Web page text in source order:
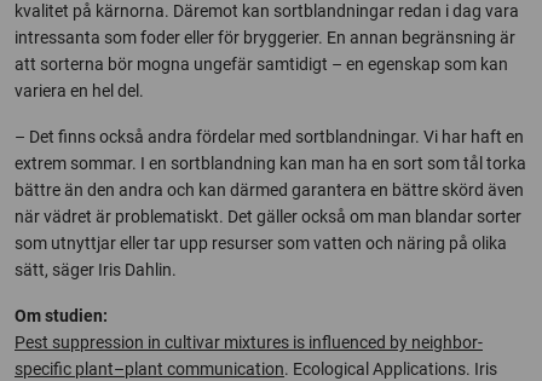
kvalitet på kärnorna. Däremot kan sortblandningar redan i dag vara
intressanta som foder eller för bryggerier. En annan begränsning är
att sorterna bör mogna ungefär samtidigt – en egenskap som kan
variera en hel del.
– Det finns också andra fördelar med sortblandningar. Vi har haft en
extrem sommar. I en sortblandning kan man ha en sort som tål torka
bättre än den andra och kan därmed garantera en bättre skörd även
när vädret är problematiskt. Det gäller också om man blandar sorter
som utnyttjar eller tar upp resurser som vatten och näring på olika
sätt, säger Iris Dahlin.
Om studien:
Pest suppression in cultivar mixtures is influenced by neighbor-
specific plant–plant communication. Ecological Applications. Iris